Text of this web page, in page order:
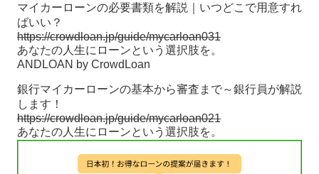
マイカーローンの必要書類を解説｜いつどこで用意すれ
ばいい？
https://crowdloan.jp/guide/mycarloan031
あなたの人生にローンという選択肢を。
ANDLOAN by CrowdLoan
銀行マイカーローンの基本から審査まで～銀行員が解説
します！
https://crowdloan.jp/guide/mycarloan021
あなたの人生にローンという選択肢を。